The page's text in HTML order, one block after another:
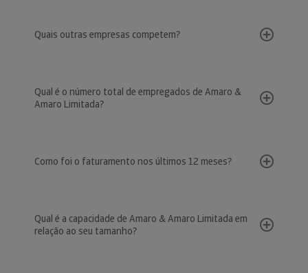
Quais outras empresas competem?
Qual é o número total de empregados de Amaro &
Amaro Limitada?
Como foi o faturamento nos últimos 12 meses?
Qual é a capacidade de Amaro & Amaro Limitada em
relação ao seu tamanho?